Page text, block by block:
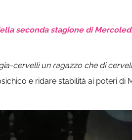
seconda stagione di
cervelli un ragazzo che di
e ridare stabilità ai poteri